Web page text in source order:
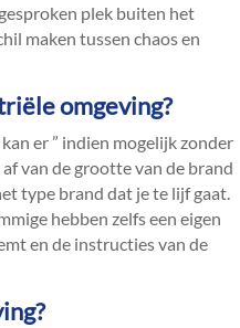
plek buiten het
maken tussen chaos en
omgeving?
er ” indien mogelijk zonder
van de grootte van de brand
type brand dat je te lijf gaat.​
hebben zelfs een eigen
en de instructies van de